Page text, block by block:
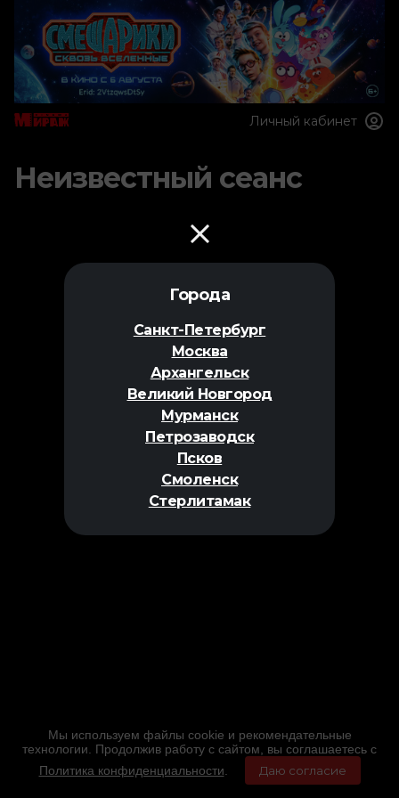
Города
Санкт-Петербург
Москва
Архангельск
Великий Новгород
Мурманск
Петрозаводск
Псков
Смоленск
Стерлитамак
Личный кабинет
Неизвестный сеанс
Мы используем файлы cookie и рекомендательные
технологии. Продолжив работу с сайтом, вы соглашаетесь с
Политика конфиденциальности
Даю согласие